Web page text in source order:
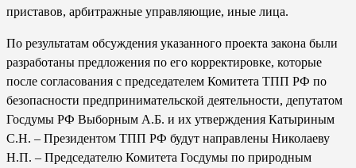
приставов, арбитражные управляющие, иные лица.
По результатам обсуждения указанного проекта закона были
разработаны предложения по его корректировке, которые
после согласования с председателем Комитета ТПП РФ по
безопасности предпринимательской деятельности, депутатом
Госдумы РФ Выборным А.Б. и их утверждения Катыриным
С.Н. – Президентом ТПП РФ будут направлены Николаеву
Н.П. – Председателю Комитета Госдумы по природным